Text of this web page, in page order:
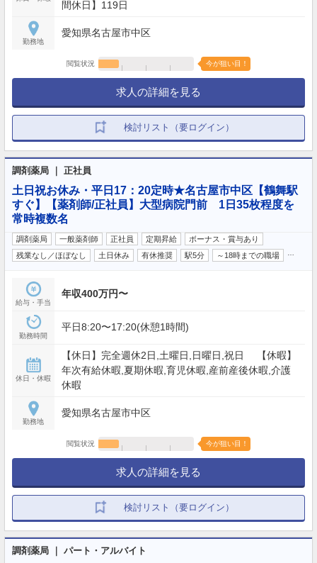
間休日】119日
勤務地
愛知県名古屋市中区
閲覧状況 今が狙い目！
求人の詳細を見る
検討リスト（要ログイン）
調剤薬局 ｜ 正社員
土日祝お休み・平日17：20定時★名古屋市中区【鶴舞駅
すぐ】【薬剤師/正社員】大型病院門前 1日35枚程度を
常時複数名
調剤薬局 一般薬剤師 正社員 定期昇給
ボーナス・賞与あり
残業なし／ほぼなし
土日休み 有休推奨 駅5分 ～18時までの職場
給与・手当
年収400万円〜
勤務時間
平日8:20〜17:20(休憩1時間)
休日・休暇
【休日】完全週休2日,土曜日,日曜日,祝日 【休暇】
年次有給休暇,夏期休暇,育児休暇,産前産後休暇,介護
休暇
勤務地
愛知県名古屋市中区
閲覧状況 今が狙い目！
求人の詳細を見る
検討リスト（要ログイン）
調剤薬局 ｜ パート・アルバイト